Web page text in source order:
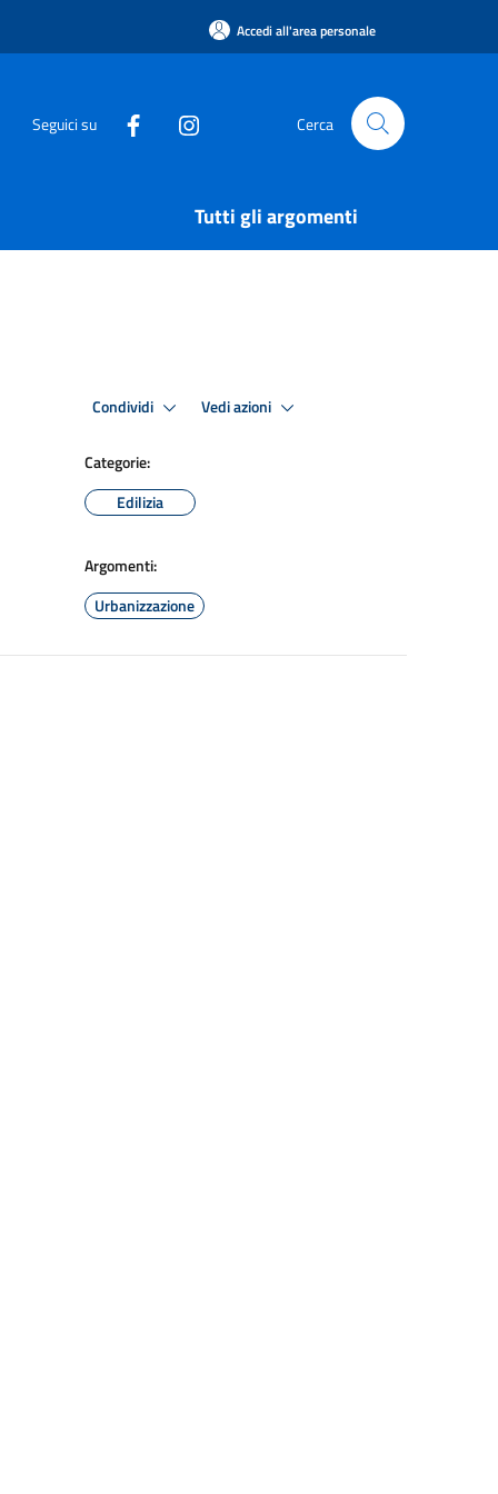
Accedi all'area personale
Seguici su Cerca
Tutti gli argomenti
Condividi Vedi azioni
Categorie:
Edilizia
Argomenti:
Urbanizzazione